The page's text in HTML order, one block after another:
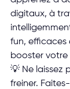
digitaux, à
fun,
booster votre
💡 Ne laissez
freiner.